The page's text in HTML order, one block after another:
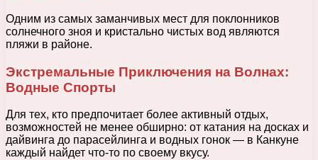
Одним из самых заманчивых мест для поклонников
солнечного зноя и кристально чистых вод являются
пляжи в районе.
Экстремальные Приключения на Волнах:
Водные Спорты
Для тех, кто предпочитает более активный отдых,
возможностей не менее обширно: от катания на досках и
дайвинга до парасейлинга и водных гонок — в Канкуне
каждый найдет что-то по своему вкусу.